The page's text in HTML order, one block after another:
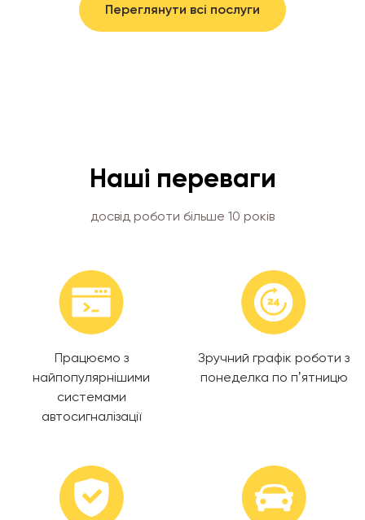
Переглянути всі послуги
Наші переваги
досвід роботи більше 10 років
Працюємо з
найпопулярнішими
системами
автосигналізації
Зручний графік роботи з
понеделка по пʼятницю